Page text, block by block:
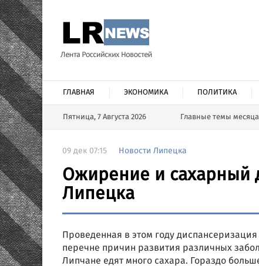
ГЛАВНАЯ ЭКОНОМИКА ПОЛИТИКА
Пятница, 7 Августа 2026
Главные темы
09 дек 07:15 Новости Липецка
Ожирение и сахарный
Липецка
Проведенная в этом году
перечне причин развития различных
Липчане едят много сахара. Гораздо